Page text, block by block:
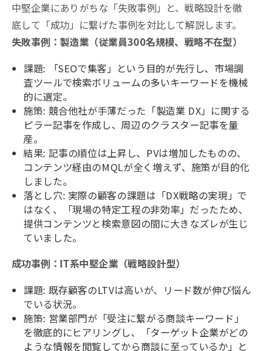
中堅企業にありがちな「失敗事例」と、戦略設計を徹
底して「成功」に繋げた事例を対比して解説します。
失敗事例：製造業（従業員300名規模、戦略不在型）
課題: 「SEOで集客」という目的が先行し、市場調
査ツールで検索ボリュームの多いキーワードを機械
的に選定。
施策: 競合他社が手薄だった「製造業 DX」に関する
ピラー記事を作成し、周辺のクラスター記事を量
産。
結果: 記事の順位は上昇し、PVは増加したものの、
コンテンツ経由のMQLが全く増えず、施策が目的化
しました。
落とし穴: 実際の顧客の課題は「DX戦略の実現」で
はなく、「現場の特定工程の非効率」だったため、
提供コンテンツと検索意図の間に大きなズレが生じ
ていました。
成功事例：IT系中堅企業（戦略設計型）
課題: 既存顧客のLTVは高いが、リード数が伸び悩ん
でいる状況。
施策: 営業部門が「受注に繋がる商談キーワード」
を徹底的にヒアリングし、「ターゲット企業がどの
ような情報を閲覧してから商談に至っているか」と